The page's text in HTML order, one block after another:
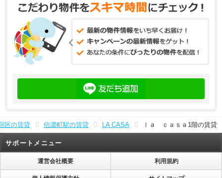
区の賃貸 信濃町駅の賃貸 LA CASA ｌａ ｃａｓａ1階の賃貸
サポートメニュー
運営会社概要 利用規約